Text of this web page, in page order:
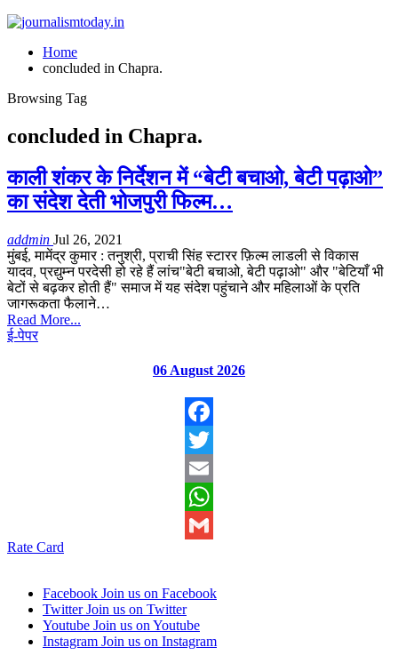
Home
concluded in Chapra.
Browsing Tag
concluded in Chapra.
काली शंकर के निर्देशन में “बेटी बचाओ, बेटी पढ़ाओ”
का संदेश देती भोजपुरी फिल्म…
addmin Jul 26, 2021
मुंबई, मामेंद्र कुमार : तनुश्री, प्राची सिंह स्टारर फ़िल्म लाडली से विकास
यादव, प्रद्युम्न परदेसी हो रहे हैं लांच"बेटी बचाओ, बेटी पढ़ाओ" और "बेटियाँ भी
बेटों से बढ़कर होती हैं" समाज में यह संदेश पहुंचाने और महिलाओं के प्रति
जागरूकता फैलाने…
Read More...
ई-पेपर
06 August 2026
Facebook
Twitter
Email
WhatsApp
Rate Card
Facebook Join us on Facebook
Twitter Join us on Twitter
Youtube Join us on Youtube
Instagram Join us on Instagram